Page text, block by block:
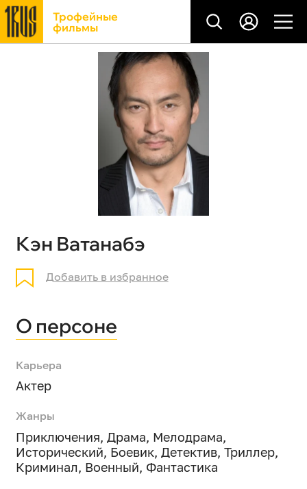
Трофейные
фильмы
Кэн Ватанабэ
Добавить в избранное
О персоне
Карьера
Актер
Жанры
Приключения, Драма, Мелодрама,
Исторический, Боевик, Детектив, Триллер,
Криминал, Военный, Фантастика